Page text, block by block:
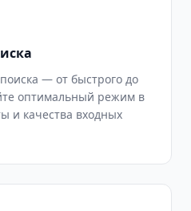
— от быстрого до
оптимальный режим в
и качества входных